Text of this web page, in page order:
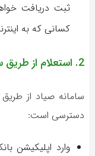
ثبت دریافت
کسانی که به
2. استعلام از طریق سامانه صیاد
سامانه صیاد از
دسترسی است:
وارد اپلیکیشن